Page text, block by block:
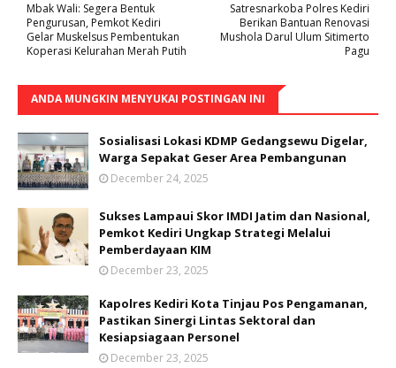
Satresnarkoba Polres Kediri
Berikan Bantuan Renovasi
Mushola Darul Ulum Sitimerto
Pagu
Mbak Wali: Segera Bentuk
Pengurusan, Pemkot Kediri
Gelar Muskelsus Pembentukan
Koperasi Kelurahan Merah Putih
ANDA MUNGKIN MENYUKAI POSTINGAN INI
Sosialisasi Lokasi KDMP Gedangsewu Digelar,
Warga Sepakat Geser Area Pembangunan
December 24, 2025
Sukses Lampaui Skor IMDI Jatim dan Nasional,
Pemkot Kediri Ungkap Strategi Melalui
Pemberdayaan KIM
December 23, 2025
Kapolres Kediri Kota Tinjau Pos Pengamanan,
Pastikan Sinergi Lintas Sektoral dan
Kesiapsiagaan Personel
December 23, 2025